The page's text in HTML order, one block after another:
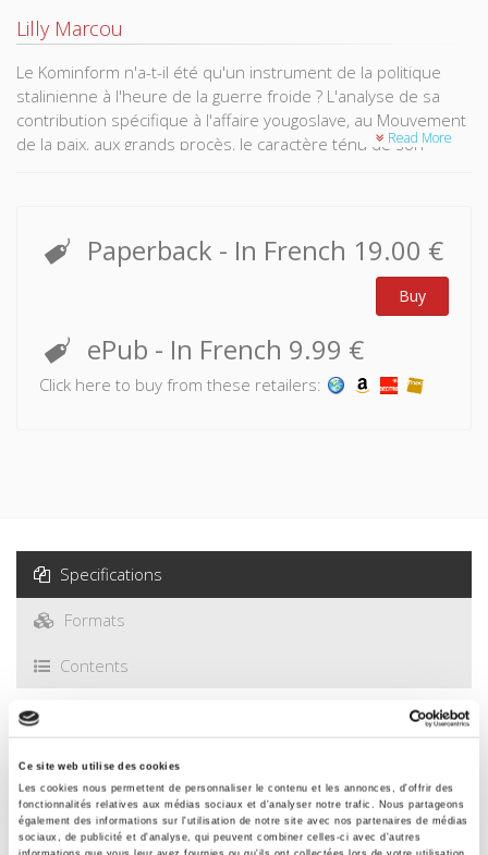
Ce site web utilise des cookies
Les cookies nous permettent de personnaliser le contenu et les annonces, d'offrir des
fonctionnalités relatives aux médias sociaux et d'analyser notre trafic. Nous partageons
également des informations sur l'utilisation de notre site avec nos partenaires de médias
sociaux, de publicité et d'analyse, qui peuvent combiner celles-ci avec d'autres
Lilly Marcou
Le Kominform n'a-t-il été qu'un instrument de la politique
stalinienne à l'heure de la guerre froide ? L'analyse de sa
contribution spécifique à l'affaire yougoslave, au Mouvement
de la paix, aux grands procès, le caractère ténu de son
l'essentiel une organisation internationale mise au service
de politiques staliniennes conjoncturelles. Cependant, par
sa capacité à homogénéiser les lignes politiques des partis
qui le constituent, par l'autorité de ses décisions prises en
charge collectivement, par l'influence qu'il exercera, malgré
ses limites européennes, sur l'ensemble du mouvement
communiste, il perpétue la conception de l'Internationale
Read More
Paperback - In French 19.00 €
Buy
ePub - In French 9.99 €
Click here to buy from these retailers:
Specifications
Formats
Contents
Specifications
Publisher
Presses de Sciences Po